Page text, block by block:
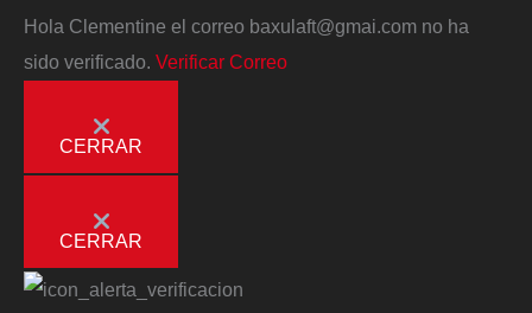
Hola Clementine el correo baxulaft@gmai.com no ha
sido verificado. Verificar Correo
CERRAR
CERRAR